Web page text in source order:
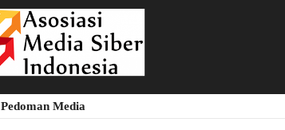
Pedoman Media